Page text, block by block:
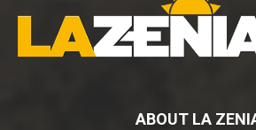
ABOUT LA